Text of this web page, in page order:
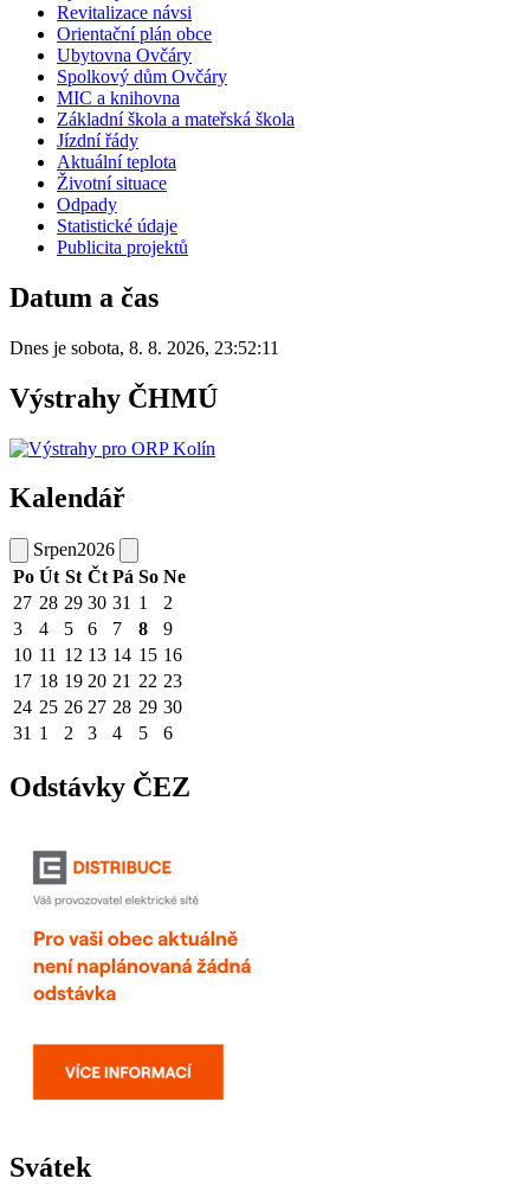
Revitalizace návsi
Orientační plán obce
Ubytovna Ovčáry
Spolkový dům Ovčáry
MIC a knihovna
Základní škola a mateřská škola
Jízdní řády
Aktuální teplota
Životní situace
Odpady
Statistické údaje
Publicita projektů
Datum a čas
Dnes je sobota, 8. 8. 2026, 23:52:11
Výstrahy ČHMÚ
Kalendář
Srpen2026
Po Út St Čt Pá So Ne
27 28 29 30 31 1
2
3
4 5 6 7 8
9
10 11 12 13 14 15 16
17 18 19 20 21 22 23
24 25 26 27 28 29 30
31 1 2 3 4 5 6
Odstávky ČEZ
Svátek